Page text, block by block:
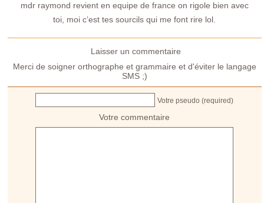
mdr raymond revient en equipe de france on rigole bien avec
toi, moi c’est tes sourcils qui me font rire lol.
Laisser un commentaire
Merci de soigner orthographe et grammaire et d'éviter le langage
SMS ;)
Votre pseudo (required)
Votre commentaire